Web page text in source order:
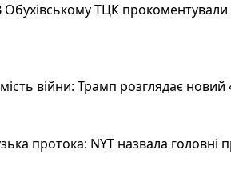
ТЦК
війни: Трамп розглядає новий
протока: NYT назвала головні